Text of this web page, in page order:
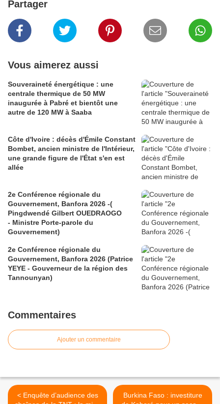
Partager
Vous aimerez aussi
Souveraineté énergétique : une
centrale thermique de 50 MW
inaugurée à Pabré et bientôt une
autre de 120 MW à Saaba
Côte d'Ivoire : décès d'Émile Constant
Bombet, ancien ministre de l'Intérieur,
une grande figure de l'État s'en est
allée
2e Conférence régionale du
Gouvernement, Banfora 2026 -(
Pingdwendé Gilbert OUEDRAOGO
- Ministre Porte-parole du
Gouvernement)
2e Conférence régionale du
Gouvernement, Banfora 2026 (Patrice
YEYE - Gouverneur de la région des
Tannounyan)
Commentaires
Ajouter un commentaire
< Enquête d’audience des
Burkina Faso : investiture